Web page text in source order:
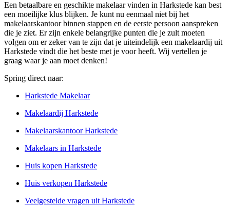
Een betaalbare en geschikte makelaar vinden in Harkstede kan best
een moeilijke klus blijken. Je kunt nu eenmaal niet bij het
makelaarskantoor binnen stappen en de eerste persoon aanspreken
die je ziet. Er zijn enkele belangrijke punten die je zult moeten
volgen om er zeker van te zijn dat je uiteindelijk een makelaardij uit
Harkstede vindt die het beste met je voor heeft. Wij vertellen je
graag waar je aan moet denken!
Spring direct naar:
Harkstede Makelaar
Makelaardij Harkstede
Makelaarskantoor Harkstede
Makelaars in Harkstede
Huis kopen Harkstede
Huis verkopen Harkstede
Veelgestelde vragen uit Harkstede